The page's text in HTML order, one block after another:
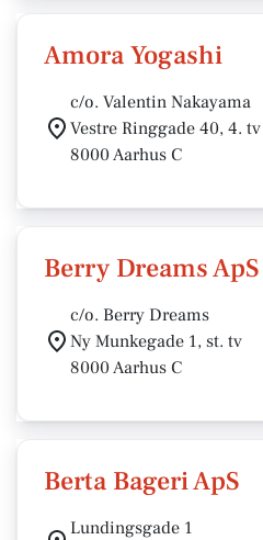
Amora Yogashi
c/o. Valentin Nakayama
Vestre Ringgade 40, 4. tv
8000 Aarhus C
Berry Dreams ApS
c/o. Berry Dreams
Ny Munkegade 1, st. tv
8000 Aarhus C
Berta Bageri ApS
Lundingsgade 1